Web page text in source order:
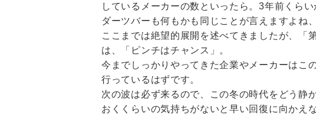
しているメーカーの数といったら。3年前くら
ダーツバーも何もかも同じことが言えますよね
ここまでは絶望的展開を述べてきましたが、「
は、「ピンチはチャンス」。
今までしっかりやってきた企業やメーカーはこ
行っているはずです。
次の波は必ず来るので、この冬の時代をどう静
おくくらいの気持ちがないと早い回復に向かえな